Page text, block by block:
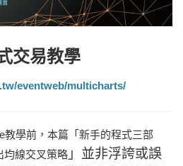
交易教學
eventweb/multicharts/
教學前，本篇「新手的程式三部
均線交叉策略 」並非浮誇或誤